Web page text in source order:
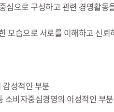
심으로 구성하고 관련 경영활동
습으로 서로를 이해하고 신뢰
성적인 부분
소비자중심경영의 이성적인 부